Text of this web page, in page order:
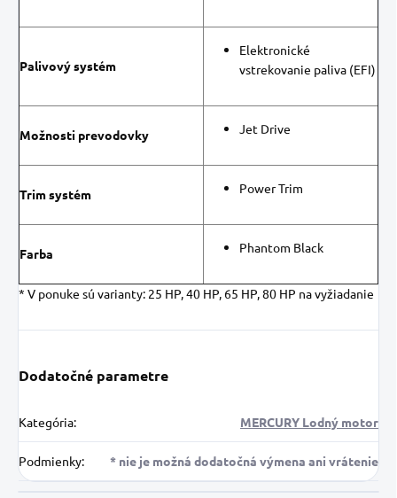
Palivový systém
Elektronické
vstrekovanie paliva (EFI)
Možnosti prevodovky Jet Drive
Trim systém Power Trim
Farba Phantom Black
* V ponuke sú varianty: 25 HP, 40 HP, 65 HP, 80 HP na vyžiadanie
Dodatočné parametre
Kategória: MERCURY Lodný motor
Podmienky: * nie je možná dodatočná výmena ani vrátenie